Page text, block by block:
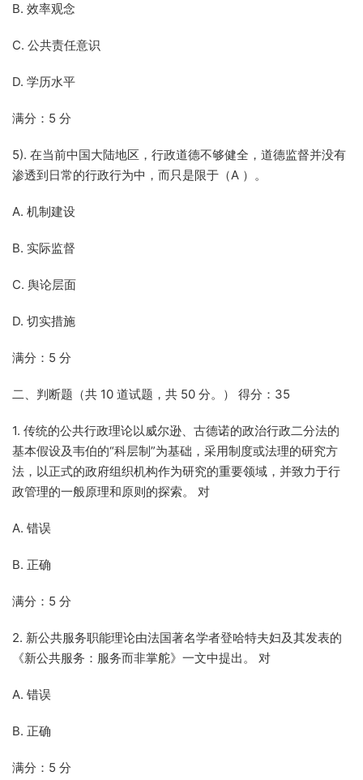
B. 效率观念
C. 公共责任意识
D. 学历水平
满分：5 分
5). 在当前中国大陆地区，行政道德不够健全，道德监督并没有
渗透到日常的行政行为中，而只是限于（A ）。
A. 机制建设
B. 实际监督
C. 舆论层面
D. 切实措施
满分：5 分
二、判断题（共 10 道试题，共 50 分。） 得分：35
1. 传统的公共行政理论以威尔逊、古德诺的政治行政二分法的
基本假设及韦伯的“科层制”为基础，采用制度或法理的研究方
法，以正式的政府组织机构作为研究的重要领域，并致力于行
政管理的一般原理和原则的探索。 对
A. 错误
B. 正确
满分：5 分
2. 新公共服务职能理论由法国著名学者登哈特夫妇及其发表的
《新公共服务：服务而非掌舵》一文中提出。 对
A. 错误
B. 正确
满分：5 分